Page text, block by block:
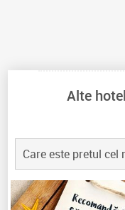
Alte
Care este pretul cel